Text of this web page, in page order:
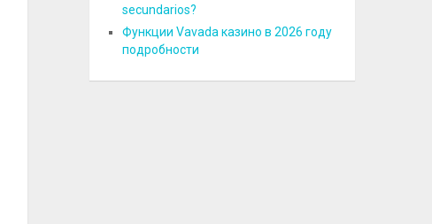
secundarios?
Функции Vavada казино в 2026 году
подробности